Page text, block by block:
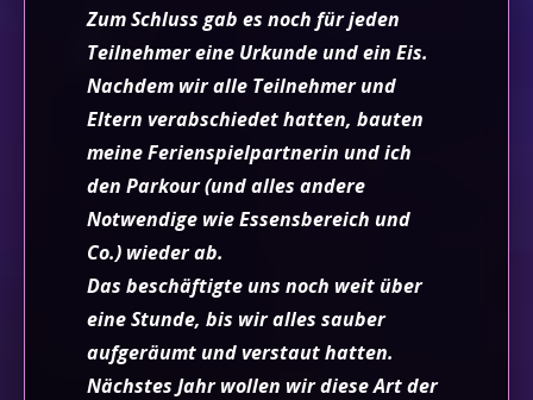
Zum Schluss gab es noch für jeden
Teilnehmer eine Urkunde und ein Eis.
Nachdem wir alle Teilnehmer und
Eltern verabschiedet hatten, bauten
meine Ferienspielpartnerin und ich
den Parkour (und alles andere
Notwendige wie Essensbereich und
Co.) wieder ab.
Das beschäftigte uns noch weit über
eine Stunde, bis wir alles sauber
aufgeräumt und verstaut hatten.
Nächstes Jahr wollen wir diese Art der